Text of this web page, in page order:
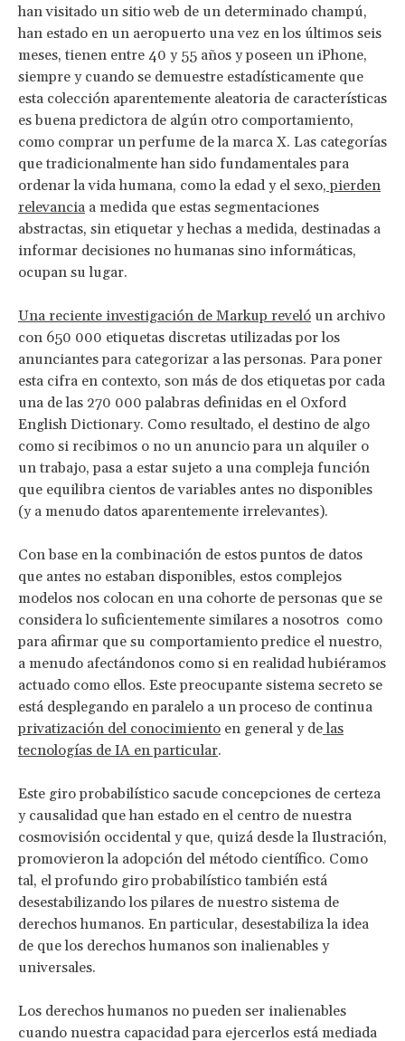
han visitado un sitio web de un determinado champú,
han estado en un aeropuerto una vez en los últimos seis
meses, tienen entre 40 y 55 años y poseen un iPhone,
siempre y cuando se demuestre estadísticamente que
esta colección aparentemente aleatoria de características
es buena predictora de algún otro comportamiento,
como comprar un perfume de la marca X. Las categorías
que tradicionalmente han sido fundamentales para
ordenar la vida humana, como la edad y el sexo, pierden
relevancia a medida que estas segmentaciones
abstractas, sin etiquetar y hechas a medida, destinadas a
informar decisiones no humanas sino informáticas,
ocupan su lugar.
Una reciente investigación de Markup reveló un archivo
con 650 000 etiquetas discretas utilizadas por los
anunciantes para categorizar a las personas. Para poner
esta cifra en contexto, son más de dos etiquetas por cada
una de las 270 000 palabras definidas en el Oxford
English Dictionary. Como resultado, el destino de algo
como si recibimos o no un anuncio para un alquiler o
un trabajo, pasa a estar sujeto a una compleja función
que equilibra cientos de variables antes no disponibles
(y a menudo datos aparentemente irrelevantes).
Con base en la combinación de estos puntos de datos
que antes no estaban disponibles, estos complejos
modelos nos colocan en una cohorte de personas que se
considera lo suficientemente similares a nosotros como
para afirmar que su comportamiento predice el nuestro,
a menudo afectándonos como si en realidad hubiéramos
actuado como ellos. Este preocupante sistema secreto se
está desplegando en paralelo a un proceso de continua
privatización del conocimiento en general y delas
tecnologías de IA en particular.
Este giro probabilístico sacude concepciones de certeza
y causalidad que han estado en el centro de nuestra
cosmovisión occidental y que, quizá desde la Ilustración,
promovieron la adopción del método científico. Como
tal, el profundo giro probabilístico también está
desestabilizando los pilares de nuestro sistema de
derechos humanos. En particular, desestabiliza la idea
de que los derechos humanos son inalienables y
universales.
Los derechos humanos no pueden ser inalienables
cuando nuestra capacidad para ejercerlos está mediada